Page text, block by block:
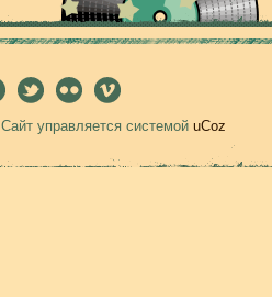
Сайт управляется системой uCoz